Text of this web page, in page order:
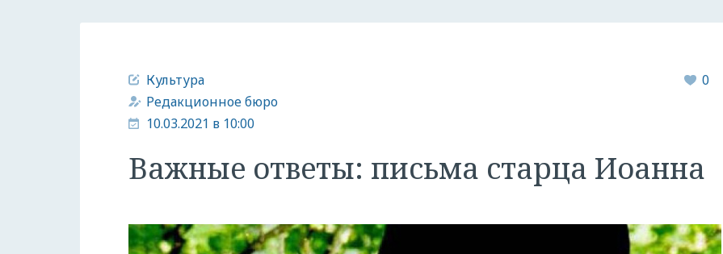
Культура
Редакционное бюро
10.03.2021 в 10:00
0
Важные ответы: письма старца Иоанна